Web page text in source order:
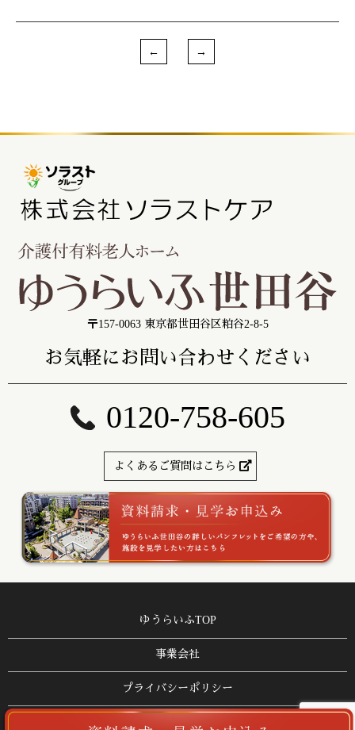
〒157-0063 東京都世田谷区粕谷2-8-5
お気軽にお問い合わせください
0120-758-605
よくあるご質問はこちら
ゆうらいふTOP
事業会社
プライバシーポリシー